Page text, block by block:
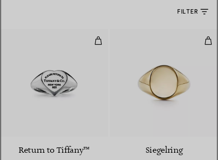
FILTER
Herz-Siegelring in Silber, Small
Return to Tiffany™ Siegelring